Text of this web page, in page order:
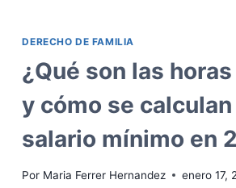
DERECHO DE FAMILIA
¿Qué son las
y cómo se
salario mínimo en
Por Maria Ferrer Hernandez enero 17,